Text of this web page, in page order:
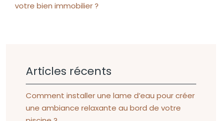
votre bien immobilier ?
Articles récents
Comment installer une lame d’eau pour créer
une ambiance relaxante au bord de votre